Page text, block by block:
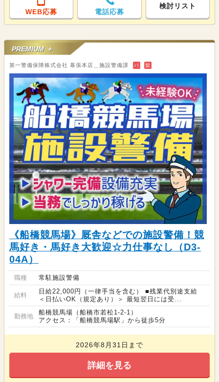
WEB応募 電話応募
検討リスト
PREMIUM ＋
第一警備保障株式会社 幕張本店＿施設警備課 バ 契
《船橋競馬場》厩舎などでの施設警備！競
馬好き・馬好き大歓迎☆力仕事なし（D3-
04A）
職種 常駐施設警備
給料
日給22,000円（一律手当を含む） ■残業代別途支給
＜日払いOK（規定あり）＞ 最短翌日には受...
勤務地
船橋競馬場（船橋市若松1-2-1）
アクセス：「船橋競馬場駅」から徒歩5分
2026年8月31日まで
詳細を見る